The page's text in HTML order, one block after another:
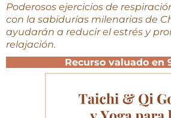
Poderosos ejercicios de
con la sabidurías milenarias de
ayudarán a reducir el estrés y
relajación.
Recurso valuado en